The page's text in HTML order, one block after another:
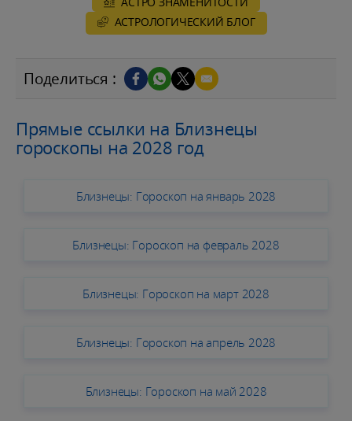
AСТРОЛОГИЧЕСКИЙ БЛОГ
Поделиться :
Прямые ссылки на Близнецы
гороскопы на 2028 год
Близнецы: Гороскоп на январь 2028
Близнецы: Гороскоп на февраль 2028
Близнецы: Гороскоп на март 2028
Близнецы: Гороскоп на апрель 2028
Близнецы: Гороскоп на май 2028